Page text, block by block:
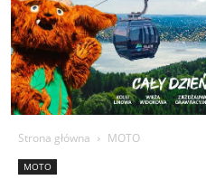
Strona główna MOTO
MOTO